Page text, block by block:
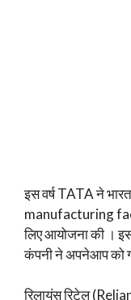
इस वर्ष TATA ने
manufacturing
लिए आयोजना की ।
कंपनी ने अपनेआप को
रिलायंस रिटेल